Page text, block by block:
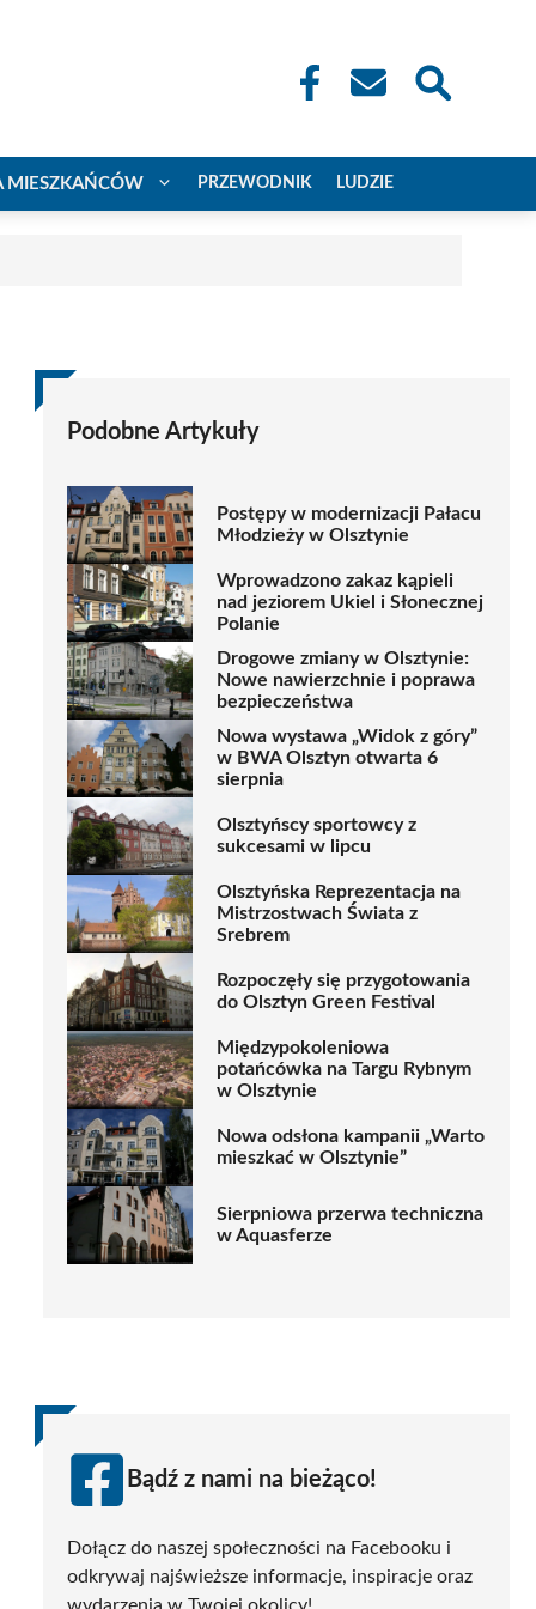
MIESZKAŃCÓW PRZEWODNIK LUDZIE
Podobne Artykuły
Postępy w modernizacji Pałacu
Młodzieży w Olsztynie
Wprowadzono zakaz kąpieli
nad jeziorem Ukiel i Słonecznej
Polanie
Drogowe zmiany w Olsztynie:
Nowe nawierzchnie i poprawa
bezpieczeństwa
Nowa wystawa „Widok z góry”
w BWA Olsztyn otwarta 6
sierpnia
Olsztyńscy sportowcy z
sukcesami w lipcu
Olsztyńska Reprezentacja na
Mistrzostwach Świata z
Srebrem
Rozpoczęły się przygotowania
do Olsztyn Green Festival
Międzypokoleniowa
potańcówka na Targu Rybnym
w Olsztynie
Nowa odsłona kampanii „Warto
mieszkać w Olsztynie”
Sierpniowa przerwa techniczna
w Aquasferze
Bądź z nami na bieżąco!
Dołącz do naszej społeczności na Facebooku i
odkrywaj najświeższe informacje, inspiracje oraz
wydarzenia w Twojej okolicy!